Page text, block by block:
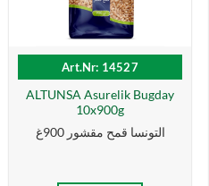
Art.Nr: 14527
ALTUNSA Asurelik Bugday
10x900g
التونسا قمح مقشور 900غ